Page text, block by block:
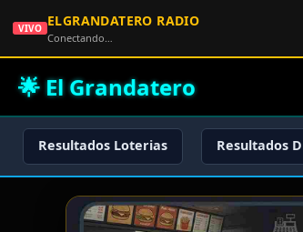
🌟 El Grandatero
Resultados Loterias Resultados
VIVO ELGRANDATERO RADIO
Conectando…